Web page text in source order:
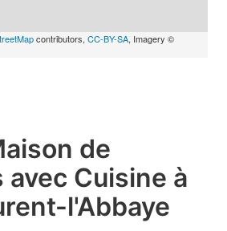
contributors, CC-BY-SA, Imagery ©
de
avec Cuisine à
l'Abbaye